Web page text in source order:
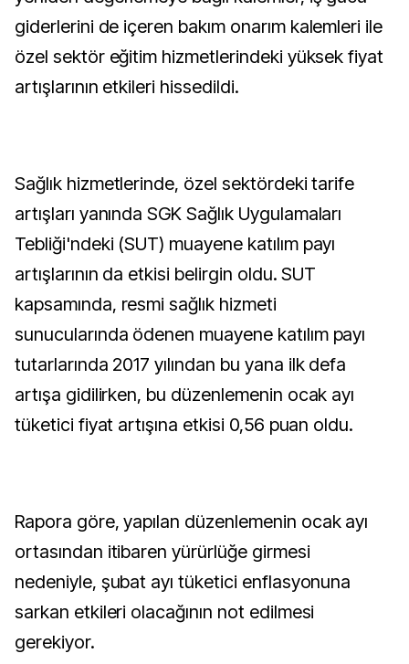
giderlerini de içeren bakım onarım kalemleri ile
özel sektör eğitim hizmetlerindeki yüksek fiyat
artışlarının etkileri hissedildi.
Sağlık hizmetlerinde, özel sektördeki tarife
artışları yanında SGK Sağlık Uygulamaları
Tebliği'ndeki (SUT) muayene katılım payı
artışlarının da etkisi belirgin oldu. SUT
kapsamında, resmi sağlık hizmeti
sunucularında ödenen muayene katılım payı
tutarlarında 2017 yılından bu yana ilk defa
artışa gidilirken, bu düzenlemenin ocak ayı
tüketici fiyat artışına etkisi 0,56 puan oldu.
Rapora göre, yapılan düzenlemenin ocak ayı
ortasından itibaren yürürlüğe girmesi
nedeniyle, şubat ayı tüketici enflasyonuna
sarkan etkileri olacağının not edilmesi
gerekiyor.